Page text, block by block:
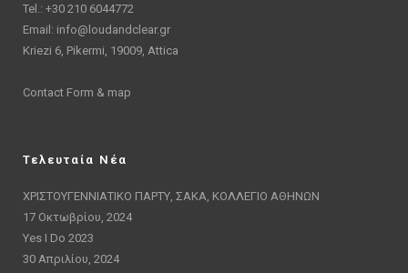
Tel.: +30 210 6044772
Email: info@loudandclear.gr
Kriezi 6, Pikermi, 19009, Attica
Contact Form & map
Τελευταία Νέα
ΧΡΙΣΤΟΥΓΕΝΝΙΑΤΙΚΟ ΠΑΡΤΥ, ΣΑΚΑ, ΚΟΛΛΕΓΙΟ ΑΘΗΝΩΝ
17 Οκτωβρίου, 2024
Yes I Do 2023
30 Απριλίου, 2024